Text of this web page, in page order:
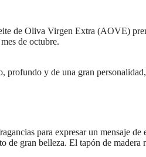
de Oliva Virgen Extra (AOVE)
de octubre.
profundo y de una gran
para expresar un mensaje
gran belleza. El tapón de